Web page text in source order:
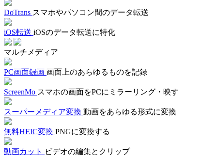
DoTrans スマホやパソコン間のデータ転送
iOS転送 iOSのデータ転送に特化
マルチメディア
PC画面録画 画面上のあらゆるものを記録
ScreenMo スマホの画面をPCにミラーリング・映す
スーパーメディア変換 動画をあらゆる形式に変換
無料HEIC変換 PNGに変換する
動画カット ビデオの編集とクリップ